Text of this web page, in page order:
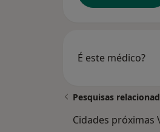
É este médico?
Pesquisas
Cidades próximas